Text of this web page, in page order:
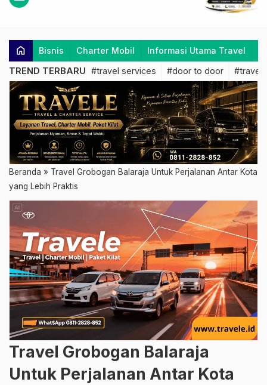
home Bisnis Charter Mobil Informasi Utama Travel
TREND TERBARU #travel services #door to door #travel
Beranda » Travel Grobogan Balaraja Untuk Perjalanan Antar Kota
yang Lebih Praktis
Travel Grobogan Balaraja
Untuk Perjalanan Antar Kota